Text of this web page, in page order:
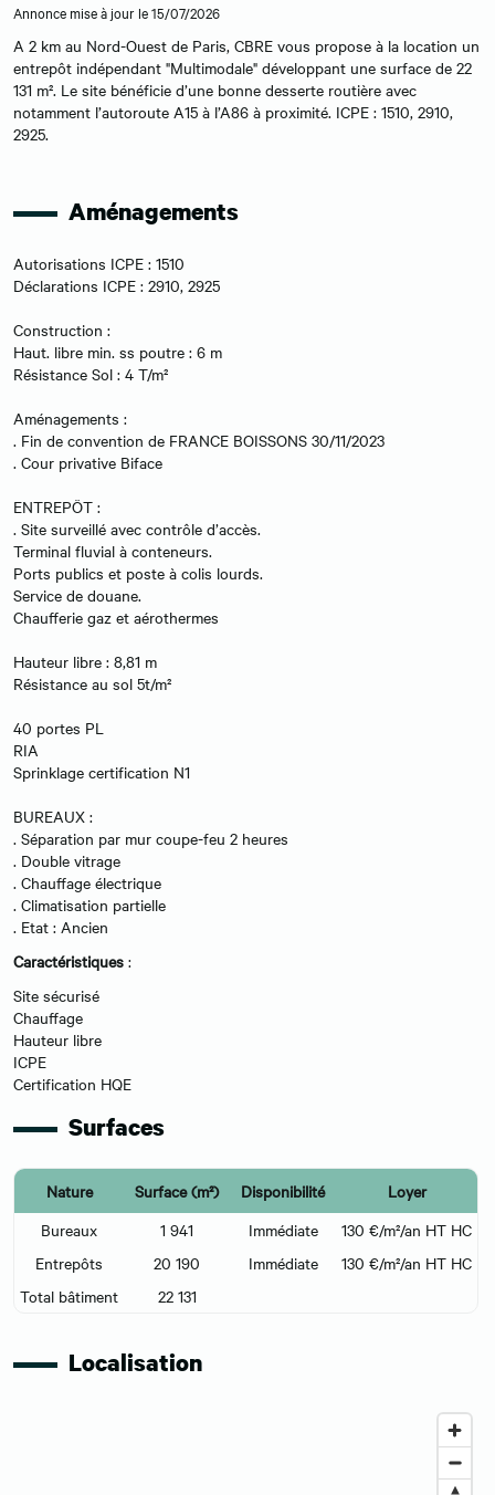
Annonce mise à jour le 15/07/2026
A 2 km au Nord-Ouest de Paris, CBRE vous propose à la location un
entrepôt indépendant "Multimodale" développant une surface de 22
131 m². Le site bénéficie d’une bonne desserte routière avec
notamment l’autoroute A15 à l’A86 à proximité. ICPE : 1510, 2910,
2925.
Aménagements
Autorisations ICPE : 1510
Déclarations ICPE : 2910, 2925
Construction :
Haut. libre min. ss poutre : 6 m
Résistance Sol : 4 T/m²
Aménagements :
. Fin de convention de FRANCE BOISSONS 30/11/2023
. Cour privative Biface
ENTREPÖT :
. Site surveillé avec contrôle d’accès.
Terminal fluvial à conteneurs.
Ports publics et poste à colis lourds.
Service de douane.
Chaufferie gaz et aérothermes
Hauteur libre : 8,81 m
Résistance au sol 5t/m²
40 portes PL
RIA
Sprinklage certification N1
BUREAUX :
. Séparation par mur coupe-feu 2 heures
. Double vitrage
. Chauffage électrique
. Climatisation partielle
. Etat : Ancien
Caractéristiques :
Site sécurisé
Chauffage
Hauteur libre
ICPE
Certification HQE
Surfaces
Nature Surface (m²) Disponibilité
Loyer
Bureaux
1 941 Immédiate
130 €/m²/an HT HC
Entrepôts
20 190 Immédiate
130 €/m²/an HT HC
Total bâtiment
22 131
Localisation